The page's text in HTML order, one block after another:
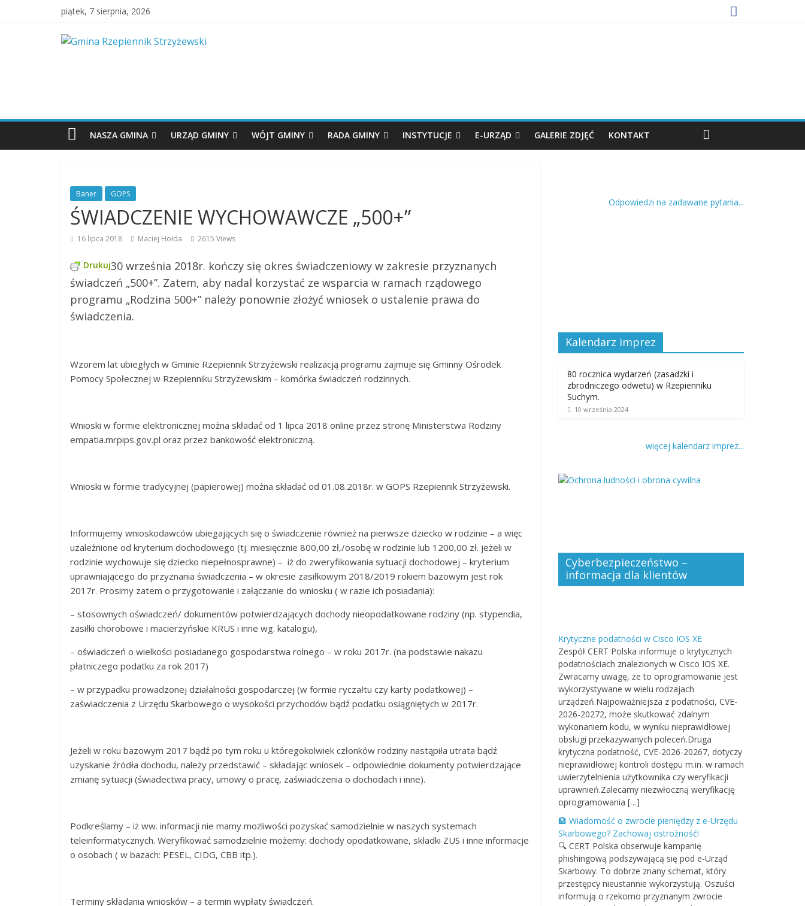
piątek, 7 sierpnia, 2026
NASZA GMINA URZĄD GMINY WÓJT GMINY RADA GMINY INSTYTUCJE E-URZĄD GALERIE ZDJĘĆ KONTAKT
Baner GOPS
ŚWIADCZENIE WYCHOWAWCZE „500+”
16 lipca 2018 Maciej Hołda 2615 Views
Drukuj30 września 2018r. kończy się okres świadczeniowy w zakresie przyznanych
świadczeń „500+”. Zatem, aby nadal korzystać ze wsparcia w ramach rządowego
programu „Rodzina 500+” należy ponownie złożyć wniosek o ustalenie prawa do
świadczenia.
Wzorem lat ubiegłych w Gminie Rzepiennik Strzyżewski realizacją programu zajmuje się Gminny Ośrodek
Pomocy Społecznej w Rzepienniku Strzyżewskim – komórka świadczeń rodzinnych.
Wnioski w formie elektronicznej można składać od 1 lipca 2018 online przez stronę Ministerstwa Rodziny
empatia.mrpips.gov.pl oraz przez bankowość elektroniczną.
Wnioski w formie tradycyjnej (papierowej) można składać od 01.08.2018r. w GOPS Rzepiennik Strzyżewski.
Informujemy wnioskodawców ubiegających się o świadczenie również na pierwsze dziecko w rodzinie – a więc
uzależnione od kryterium dochodowego (tj. miesięcznie 800,00 zł,/osobę w rodzinie lub 1200,00 zł. jeżeli w
rodzinie wychowuje się dziecko niepełnosprawne) – iż do zweryfikowania sytuacji dochodowej – kryterium
uprawniającego do przyznania świadczenia – w okresie zasiłkowym 2018/2019 rokiem bazowym jest rok
2017r. Prosimy zatem o przygotowanie i załączanie do wniosku ( w razie ich posiadania):
– stosownych oświadczeń/ dokumentów potwierdzających dochody nieopodatkowane rodziny (np. stypendia,
zasiłki chorobowe i macierzyńskie KRUS i inne wg. katalogu),
– oświadczeń o wielkości posiadanego gospodarstwa rolnego – w roku 2017r. (na podstawie nakazu
płatniczego podatku za rok 2017)
– w przypadku prowadzonej działalności gospodarczej (w formie ryczałtu czy karty podatkowej) –
zaświadczenia z Urzędu Skarbowego o wysokości przychodów bądź podatku osiągniętych w 2017r.
Jeżeli w roku bazowym 2017 bądź po tym roku u któregokolwiek członków rodziny nastąpiła utrata bądź
uzyskanie źródła dochodu, należy przedstawić – składając wniosek – odpowiednie dokumenty potwierdzające
zmianę sytuacji (świadectwa pracy, umowy o pracę, zaświadczenia o dochodach i inne).
Podkreślamy – iż ww. informacji nie mamy możliwości pozyskać samodzielnie w naszych systemach
teleinformatycznych. Weryfikować samodzielnie możemy: dochody opodatkowane, składki ZUS i inne informacje
o osobach ( w bazach: PESEL, CIDG, CBB itp.).
Terminy składania wniosków – a termin wypłaty świadczeń.
Odpowiedzi na zadawane pytania...
Kalendarz imprez
80 rocznica wydarzeń (zasadzki i
zbrodniczego odwetu) w Rzepienniku
Suchym.
10 września 2024
więcej kalendarz imprez...
Cyberbezpieczeństwo –
informacja dla klientów
Krytyczne podatności w Cisco IOS XE
Zespół CERT Polska informuje o krytycznych
podatnościach znalezionych w Cisco IOS XE.
Zwracamy uwagę, że to oprogramowanie jest
wykorzystywane w wielu rodzajach
urządzeń.Najpoważniejsza z podatności, CVE-
2026-20272, może skutkować zdalnym
wykonaniem kodu, w wyniku nieprawidłowej
obsługi przekazywanych poleceń.Druga
krytyczna podatność, CVE-2026-20267, dotyczy
nieprawidłowej kontroli dostępu m.in. w ramach
uwierzytelnienia użytkownika czy weryfikacji
uprawnień.Zalecamy niezwłoczną weryfikację
oprogramowania […]
🏦 Wiadomość o zwrocie pieniędzy z e-Urzędu
Skarbowego? Zachowaj ostrożność!
🔍 CERT Polska obserwuje kampanię
phishingową podszywającą się pod e-Urząd
Skarbowy. To dobrze znany schemat, który
przestępcy nieustannie wykorzystują. Oszuści
informują o rzekomo przyznanym zwrocie